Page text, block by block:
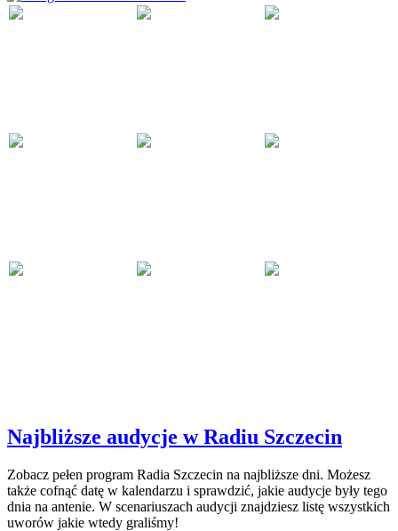
Najbliższe audycje w Radiu Szczecin
Zobacz pełen program Radia Szczecin na najbliższe dni. Możesz
także cofnąć datę w kalendarzu i sprawdzić, jakie audycje były tego
dnia na antenie. W scenariuszach audycji znajdziesz listę wszystkich
uworów jakie wtedy graliśmy!